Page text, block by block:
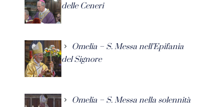
delle Ceneri
Omelia – S. Messa nell’Epifania
del Signore
Omelia – S. Messa nella solennità